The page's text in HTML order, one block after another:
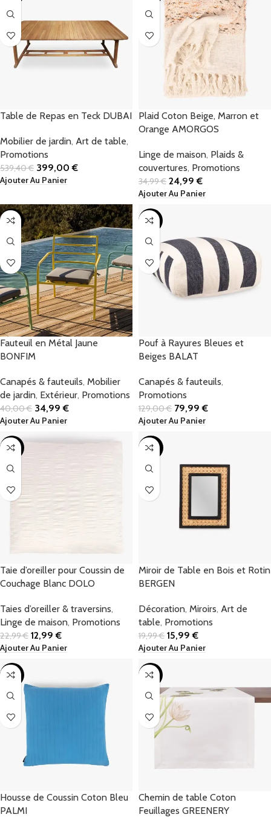
Table de Repas en Teck DUBAI
Mobilier de jardin, Art de table,
Promotions
539,40€ 399,00€
Ajouter Au Panier
Plaid Coton Beige, Marron et
Orange AMORGOS
Linge de maison, Plaids &
couvertures, Promotions
34,99€ 24,99€
Ajouter Au Panier
-13%
Fauteuil en Métal Jaune
BONFIM
Canapés & fauteuils, Mobilier
de jardin, Extérieur, Promotions
40,00€ 34,99€
Ajouter Au Panier
-38%
Pouf à Rayures Bleues et
Beiges BALAT
Canapés & fauteuils,
Promotions
129,00€ 79,99€
Ajouter Au Panier
-43%
Taie d’oreiller pour Coussin de
Couchage Blanc DOLO
Taies d’oreiller & traversins,
Linge de maison, Promotions
22,99€ 12,99€
Ajouter Au Panier
-20%
Miroir de Table en Bois et Rotin
BERGEN
Décoration, Miroirs, Art de
table, Promotions
19,99€ 15,99€
Ajouter Au Panier
-47%
Housse de Coussin Coton Bleu
PALMI
-61%
Chemin de table Coton
Feuillages GREENERY